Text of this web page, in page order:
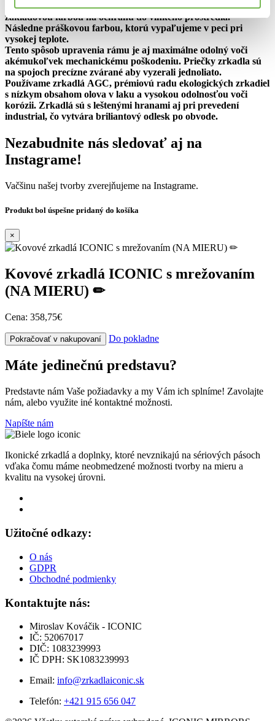
Materiál industriálnych zrkadiel je kov. Ten je upravený
základovou farbou na ochranu do vlhkého prostredia.
Následne práškovou farbou, ktorú vypaľujeme v peci pri
vysokej teplote.
Tento spôsob upravenia rámu je aj maximálne odolný voči
akémukoľvek mechanickému poškodeniu. Priečky zrkadla sú
na spojoch precízne zvárané aby vyzerali jednoliato.
Používame zrkadlá AGC, prémiovú radu ekologických zrkadiel
s nízkym obsahom olova v laku a vysokou odolnosťou voči
korózii. Zrkadlá sú s leštenými hranami aj pri prevedení
industrial, čo vytvára briliantový odlesk po obvode.
Nezabudnite nás sledovať aj na
Instagrame!
Vačšinu našej tvorby zverejňujeme na Instagrame.
Produkt bol úspešne pridaný do košíka
×
Kovové zrkadlá ICONIC s mrežovaním
(NA MIERU) ✏
Cena: 358,75€
Pokračovať v nakupovaní Do pokladne
Máte jedinečnú predstavu?
Predstavte nám Vaše požiadavky a my Vám ich splníme! Zavolajte
nám, alebo využite iné kontaktné možnosti.
Napíšte nám
Ikonické zrkadlá a doplnky, ktoré nevznikajú na sériových pásoch
vďaka čomu máme neobmedzené možnosti tvorby na mieru a
kvalitu na vysokej úrovni.
Užitočné odkazy:
O nás
GDPR
Obchodné podmienky
Kontaktujte nás:
Miroslav Kováčik - ICONIC
IČ: 52067017
DIČ: 1083239993
IČ DPH: SK1083239993
Email: info@zrkadlaiconic.sk
Telefón: +421 915 656 047